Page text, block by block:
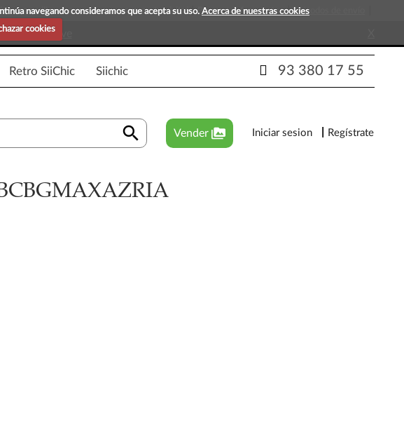
navegando consideramos que acepta su uso. Acerca de nuestras cookies
cookies
maravillosas prendas que esperan tu visita! Preguntas frecuentes Métodos de envío
en breve
Retro SiiChic Siichic 93 380 17 55
search Vender perm_media Iniciar sesion Regístrate